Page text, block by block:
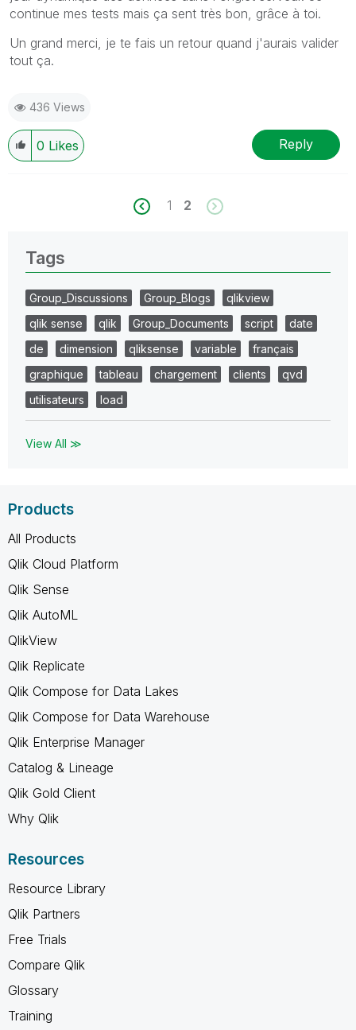
continue mes tests mais ça sent très bon, grâce à toi.
Un grand merci, je te fais un retour quand j'aurais valider
tout ça.
436 Views
0 Likes Reply
1 2
Tags
Group_Discussions Group_Blogs
qlikview
qlik sense
qlik Group_Documents script
date
de
dimension qliksense variable
français
graphique
tableau chargement clients
qvd
utilisateurs
load
View All ≫
Products
All Products
Qlik Cloud Platform
Qlik Sense
Qlik AutoML
QlikView
Qlik Replicate
Qlik Compose for Data Lakes
Qlik Compose for Data Warehouse
Qlik Enterprise Manager
Catalog & Lineage
Qlik Gold Client
Why Qlik
Resources
Resource Library
Qlik Partners
Free Trials
Compare Qlik
Glossary
Training